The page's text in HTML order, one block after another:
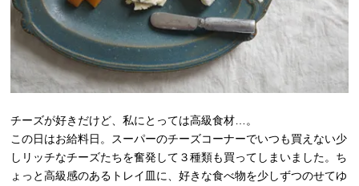
チーズが好きだけど、私にとっては高級食材…。
この日はお給料日。スーパーのチーズコーナーでいつも買えない少
しリッチなチーズたちを奮発して３種類も買ってしまいました。ち
ょっと高級感のあるトレイ皿に、好きな食べ物を少しずつのせてゆ